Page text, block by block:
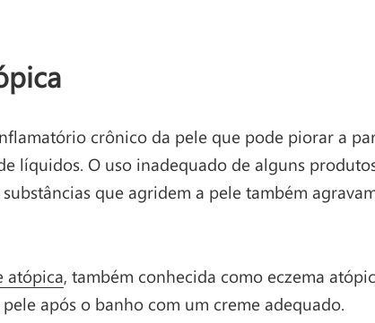
crônico da pele que pode piorar a
líquidos. O uso inadequado de alguns
que agridem a pele também
atópica, também conhecida como eczema
após o banho com um creme adequado.